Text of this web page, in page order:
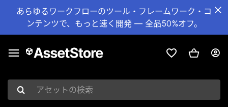
あらゆるワークフローのツール・フレームワーク・コ
ンテンツで、もっと速く開発 — 全品50%オフ。
アセットの検索